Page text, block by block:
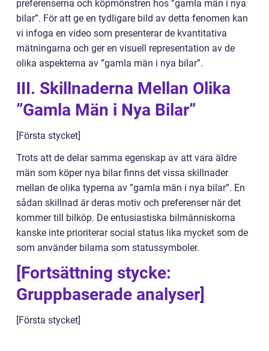
preferenserna och köpmönstren hos ”gamla män i nya
bilar”. För att ge en tydligare bild av detta fenomen kan
vi infoga en video som presenterar de kvantitativa
mätningarna och ger en visuell representation av de
olika aspekterna av ”gamla män i nya bilar”.
III. Skillnaderna Mellan Olika
”Gamla Män i Nya Bilar”
[Första stycket]
Trots att de delar samma egenskap av att vara äldre
män som köper nya bilar finns det vissa skillnader
mellan de olika typerna av ”gamla män i nya bilar”. En
sådan skillnad är deras motiv och preferenser när det
kommer till bilköp. De entusiastiska bilmänniskorna
kanske inte prioriterar social status lika mycket som de
som använder bilarna som statussymboler.
[Fortsättning stycke:
Gruppbaserade analyser]
[Första stycket]